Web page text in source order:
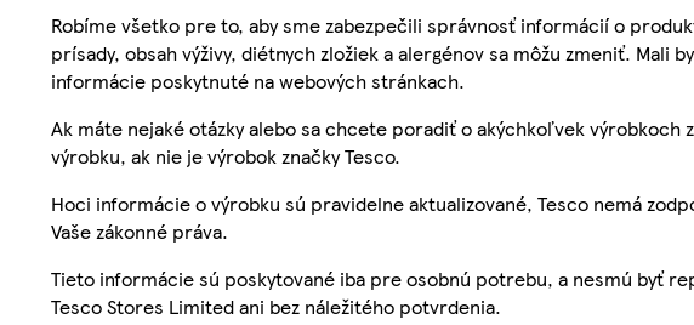
Robíme všetko pre to, aby sme zabezpečili správnosť informácií o
prísady, obsah výživy, diétnych zložiek a alergénov sa môžu zmeniť.
informácie poskytnuté na webových stránkach.
Ak máte nejaké otázky alebo sa chcete poradiť o akýchkoľvek výrobkoch
výrobku, ak nie je výrobok značky Tesco.
Hoci informácie o výrobku sú pravidelne aktualizované, Tesco nemá
Vaše zákonné práva.
Tieto informácie sú poskytované iba pre osobnú potrebu, a nesmú byť
Tesco Stores Limited ani bez náležitého potvrdenia.